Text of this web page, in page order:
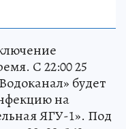
С 22:00 25
будет
на
ЯГУ-1». Под